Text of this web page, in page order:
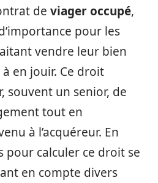
de viager occupé,
pour les
vendre leur bien
en jouir. Ce droit
souvent un senior, de
tout en
à l’acquéreur. En
pour calculer ce droit se
en compte divers